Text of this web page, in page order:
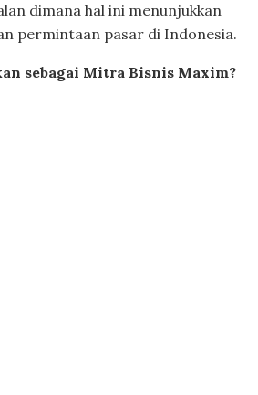
dimana hal ini menunjukkan
permintaan pasar di Indonesia.
sebagai Mitra Bisnis Maxim?